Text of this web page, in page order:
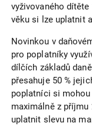
vyživovaného
věku si lze uplatnit
Novinkou v
pro poplatníky
dílčích základů
přesahuje 50 %
poplatníci si
maximálně z příjmu
uplatnit slevu na